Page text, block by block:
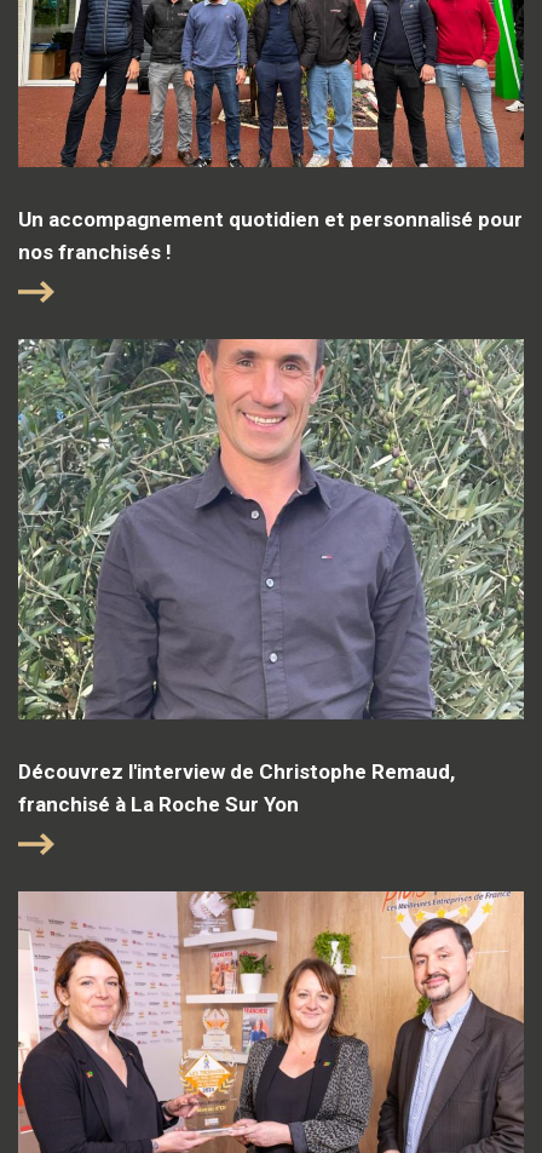
Un accompagnement quotidien et personnalisé pour
nos franchisés !
Découvrez l'interview de Christophe Remaud,
franchisé à La Roche Sur Yon